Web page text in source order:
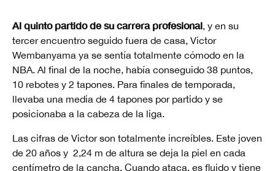
Al quinto partido de su carrera profesional, y en su
tercer encuentro seguido fuera de casa, Victor
Wembanyama ya se sentía totalmente cómodo en la
NBA. Al final de la noche, había conseguido 38 puntos,
10 rebotes y 2 tapones. Para finales de temporada,
llevaba una media de 4 tapones por partido y se
posicionaba a la cabeza de la liga.
Las cifras de Victor son totalmente increíbles. Este joven
de 20 años y 2,24 m de altura se deja la piel en cada
centímetro de la cancha. Cuando ataca, es fluido y tiene